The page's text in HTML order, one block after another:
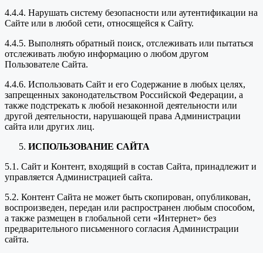
4.4.4. Нарушать систему безопасности или аутентификации на
Сайте или в любой сети, относящейся к Сайту.
4.4.5. Выполнять обратный поиск, отслеживать или пытаться
отслеживать любую информацию о любом другом
Пользователе Сайта.
4.4.6. Использовать Сайт и его Содержание в любых целях,
запрещенных законодательством Российской Федерации, а
также подстрекать к любой незаконной деятельности или
другой деятельности, нарушающей права Администрации
сайта или других лиц.
ИСПОЛЬЗОВАНИЕ САЙТА
5.1. Сайт и Контент, входящий в состав Сайта, принадлежит и
управляется Администрацией сайта.
5.2. Контент Сайта не может быть скопирован, опубликован,
воспроизведен, передан или распространен любым способом,
а также размещен в глобальной сети «Интернет» без
предварительного письменного согласия Администрации
сайта.